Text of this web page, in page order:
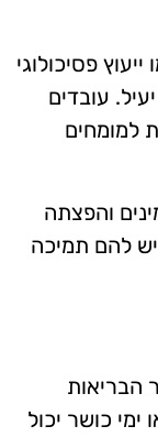
פסיכולוגי
עובדים
למומחים
והפצתה
להם תמיכה
הבריאות
ימי כושר יכול